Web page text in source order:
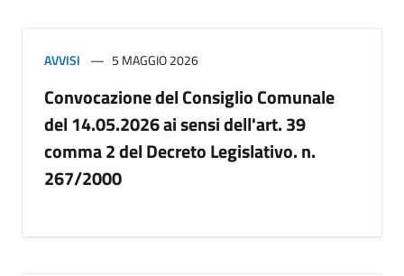
AVVISI 5 MAGGIO 2026
Convocazione del Consiglio Comunale
del 14.05.2026 ai sensi dell'art. 39
comma 2 del Decreto Legislativo. n.
267/2000